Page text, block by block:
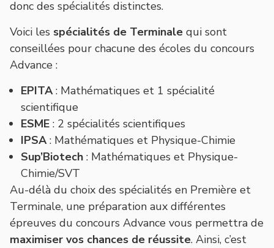
donc des spécialités distinctes.
Voici les spécialités de Terminale qui sont
conseillées pour chacune des écoles du concours
Advance :
EPITA: Mathématiques et 1 spécialité
scientifique
ESME : 2 spécialités scientifiques
IPSA: Mathématiques et Physique-Chimie
Sup’Biotech : Mathématiques et Physique-
Chimie/SVT
Au-délà du choix des spécialités en Première et
Terminale, une préparation aux différentes
épreuves du concours Advance vous permettra de
maximiser vos chances de réussite. Ainsi, c’est